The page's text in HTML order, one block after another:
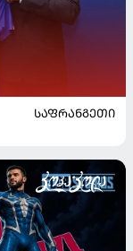
ᲡᲐᲤᲠᲐᲜᲒᲔᲗᲘ